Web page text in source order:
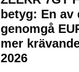
betyg: En
genomgå
mer
2026